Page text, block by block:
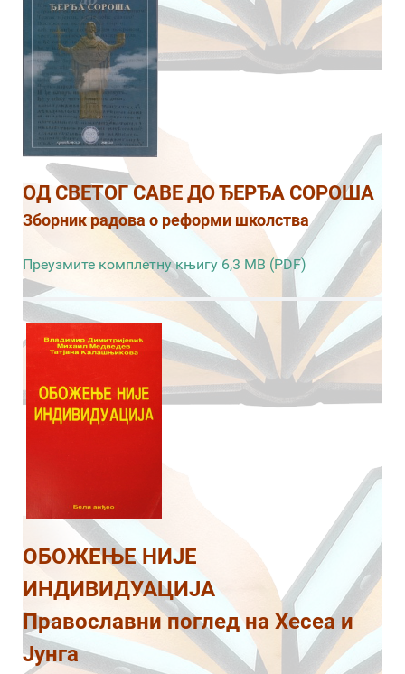
ОД СВЕТОГ САВЕ ДО ЂЕРЂА СОРОША
Зборник радова о реформи школства
Преузмите комплетну књигу 6,3 MB (PDF)
ОБОЖЕЊЕ НИЈЕ
ИНДИВИДУАЦИЈА
Православни поглед на Хесеа и
Јунга